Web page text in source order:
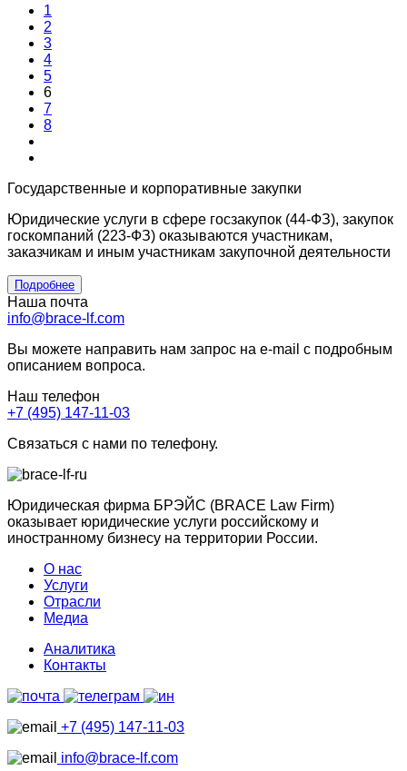
1
2
3
4
5
6
7
8
Государственные и корпоративные закупки
Юридические услуги в сфере госзакупок (44-ФЗ), закупок
госкомпаний (223-ФЗ) оказываются участникам,
заказчикам и иным участникам закупочной деятельности
Подробнее
Наша почта
info@brace-lf.com
Вы можете направить нам запрос на e-mail с подробным
описанием вопроса.
Наш телефон
+7 (495) 147-11-03
Связаться с нами по телефону.
Юридическая фирма БРЭЙС (BRACE Law Firm)
оказывает юридические услуги российскому и
иностранному бизнесу на территории России.
О нас
Услуги
Отрасли
Медиа
Аналитика
Контакты
+7 (495) 147-11-03
info@brace-lf.com